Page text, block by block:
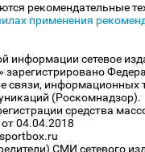
рекомендательные
применения
информации сетевое
зарегистрировано
связи, информационных
(Роскомнадзор).
средства
04.04.2018
СМИ сетевого